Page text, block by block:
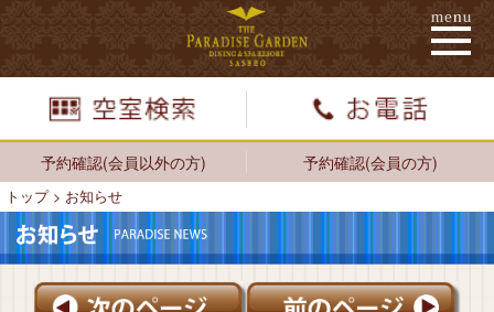
予約確認(会員以外の方) 予約確認(会員の方)
トップ> お知らせ